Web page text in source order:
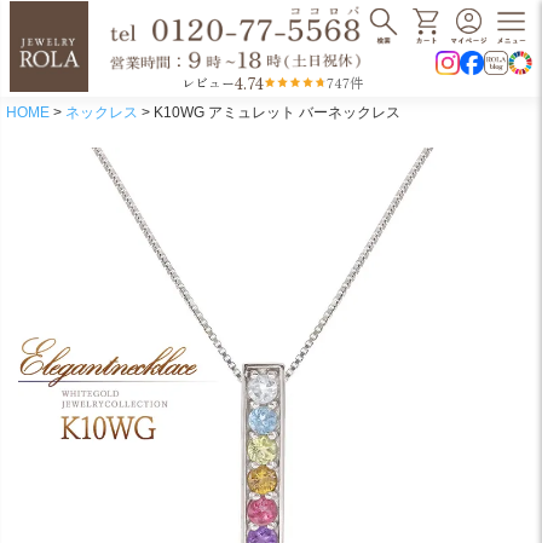
レビュー4.74 747件
HOME ネックレス K10WG アミュレット バーネックレス